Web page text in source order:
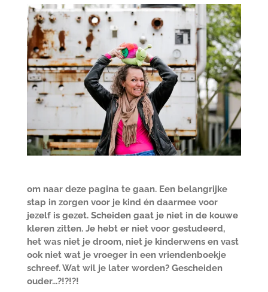
om naar deze pagina te gaan. Een belangrijke
stap in zorgen voor je kind én daarmee voor
jezelf is gezet. Scheiden gaat je niet in de kouwe
kleren zitten. Je hebt er niet voor gestudeerd,
het was niet je droom, niet je kinderwens en vast
ook niet wat je vroeger in een vriendenboekje
schreef. Wat wil je later worden? Gescheiden
ouder...?!?!?!